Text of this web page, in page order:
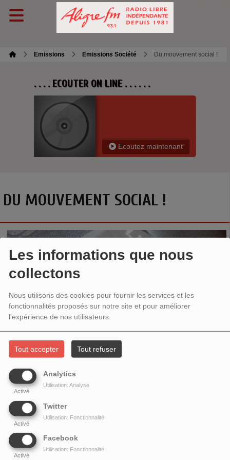
Les informations que nous
collectons
Nous utilisons des cookies pour fournir les services et les
fonctionnalités proposés sur notre site et pour améliorer
l'expérience de nos utilisateurs.
Tout accepter Tout refuser
Analytics
Activé
Utilisation: Analyse
Twitter
Activé
Utilisation: Fonctionnalité
Facebook
Activé
Utilisation: Fonctionnalité
Emissions Emissions Société Du mouvement social !
. . . . ECOUTER ON LINE . . . . . .
Ecoutez maintenant
DU MOUVEMENT SOCIAL !
MARDI, DE 18:00 À 19:00
L'ACTION CITOYENNE AVEC ATTAC
Emission mensuelle
Chaque mois,